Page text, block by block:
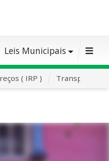
Leis Municipais
( IRP ) Transporte